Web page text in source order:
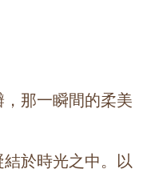
那一瞬間的柔美
於時光之中。以